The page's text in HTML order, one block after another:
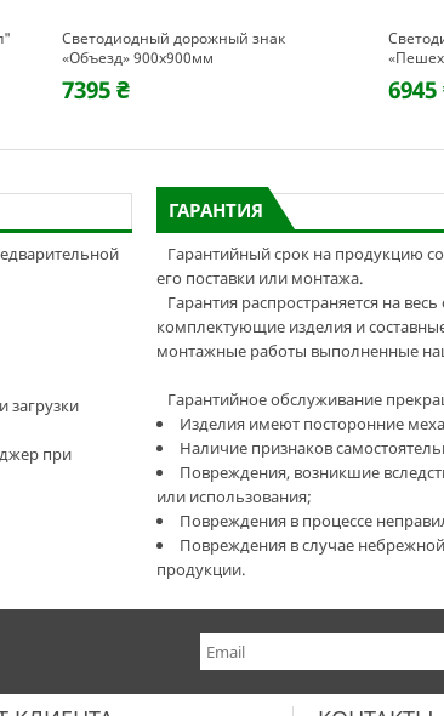
Светодиодный дорожный знак
«Объезд» 900х900мм
7395 ₴ 6945
загрузки
при
ГАРАНТИЯ
Гарантийный срок на продукцию
его поставки или монтажа.
Гарантия распространяется на
комплектующие изделия и
монтажные работы выполненные
Гарантийное обслуживание
Изделия имеют посторонние
Наличие признаков
Повреждения, возникшие
или использования;
Повреждения в процессе
Повреждения в случае
продукции.